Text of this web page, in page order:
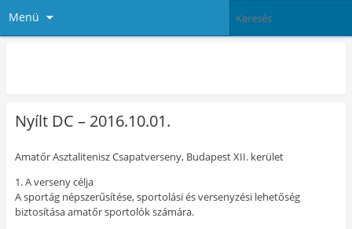
Menü
Nyílt DC – 2016.10.01.
Amatőr Asztalitenisz Csapatverseny, Budapest XII. kerület
1. A verseny célja
A sportág népszerűsítése, sportolási és versenyzési lehetőség
biztosítása amatőr sportolók számára.